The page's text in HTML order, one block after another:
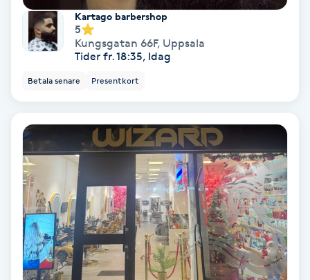
Pigmentfläckar
Plastikkirurgi
Powder brows
Power Yoga
PRP (Platelet Rich Plasma)
PRX-T33
Psoriasis
Kartago barbershop
5
Kungsgatan 66F, Uppsala
Tider fr. 18:35, Idag
Betala senare Presentkort